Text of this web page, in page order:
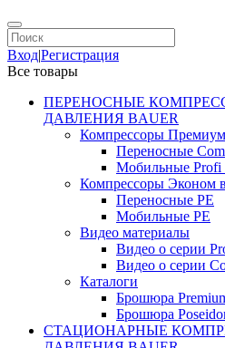
Вход|Регистрация
Все товары
ПЕРЕНОСНЫЕ
ДАВЛЕНИЯ BAUER
Компрессоры Премиум
Переносные
Мобильные Profi
Компрессоры Эконом
Переносные PE
Мобильные PE
Видео материалы
Видео о серии
Видео о серии
Каталоги
Брошюра
Брошюра
СТАЦИОНАРНЫЕ